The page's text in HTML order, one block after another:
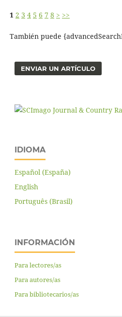
1 2 3 4 5 6 7 8 > >>
También puede
ENVIAR UN ARTÍCULO
IDIOMA
Español (España)
English
Português (Brasil)
INFORMACIÓN
Para lectores/as
Para autores/as
Para bibliotecarios/as